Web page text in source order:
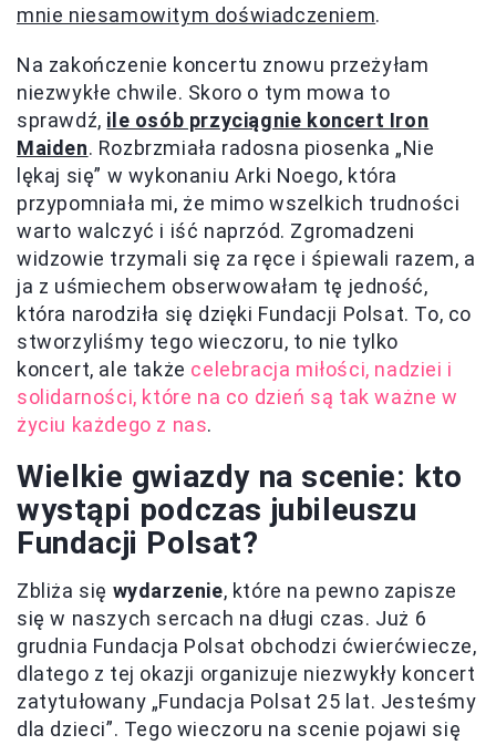
mnie niesamowitym doświadczeniem.
Na zakończenie koncertu znowu przeżyłam
niezwykłe chwile. Skoro o tym mowa to
sprawdź, ile osób przyciągnie koncert Iron
Maiden. Rozbrzmiała radosna piosenka „Nie
lękaj się” w wykonaniu Arki Noego, która
przypomniała mi, że mimo wszelkich trudności
warto walczyć i iść naprzód. Zgromadzeni
widzowie trzymali się za ręce i śpiewali razem, a
ja z uśmiechem obserwowałam tę jedność,
która narodziła się dzięki Fundacji Polsat. To, co
stworzyliśmy tego wieczoru, to nie tylko
koncert, ale także celebracja miłości, nadziei i
solidarności, które na co dzień są tak ważne w
życiu każdego z nas.
Wielkie gwiazdy na scenie: kto
wystąpi podczas jubileuszu
Fundacji Polsat?
Zbliża się wydarzenie, które na pewno zapisze
się w naszych sercach na długi czas. Już 6
grudnia Fundacja Polsat obchodzi ćwierćwiecze,
dlatego z tej okazji organizuje niezwykły koncert
zatytułowany „Fundacja Polsat 25 lat. Jesteśmy
dla dzieci”. Tego wieczoru na scenie pojawi się